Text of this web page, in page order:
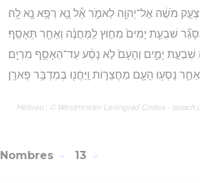
מֹשֶׁ֔ה אֶל־יְהוָ֖ה לֵאמֹ֑ר אֵ֕ל נָ֛א רְפָ֥א נָ֖א לָֽהּ׃
שִׁבְעַ֤ת יָמִים֙ מִח֣וּץ לַֽמַּחֲנֶ֔ה וְאַחַ֖ר תֵּאָסֵֽף׃
יָמִ֑ים וְהָעָם֙ לֹ֣א נָסַ֔ע עַד־הֵאָסֵ֖ף מִרְיָֽם׃
נָסְע֥וּ הָעָ֖ם מֵחֲצֵר֑וֹת וַֽיַּחֲנ֖וּ בְּמִדְבַּ֥ר פָּארָֽן׃
Hébreu : © Westminster Leningrad Codex -
Nombres 13